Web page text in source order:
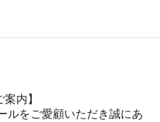
内】
ルをご愛顧いただき誠にあ